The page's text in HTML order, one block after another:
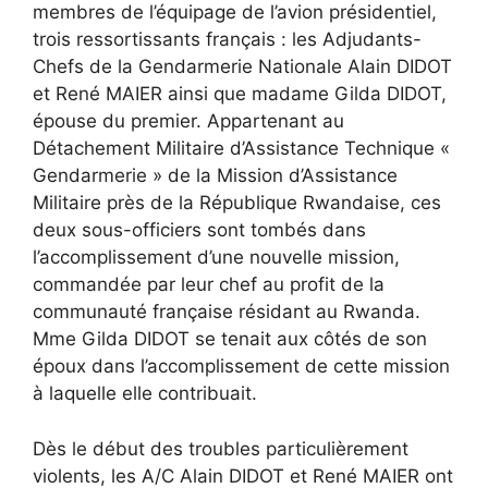
membres de l’équipage de l’avion présidentiel,
trois ressortissants français : les Adjudants-
Chefs de la Gendarmerie Nationale Alain DIDOT
et René MAIER ainsi que madame Gilda DIDOT,
épouse du premier. Appartenant au
Détachement Militaire d’Assistance Technique «
Gendarmerie » de la Mission d’Assistance
Militaire près de la République Rwandaise, ces
deux sous-officiers sont tombés dans
l’accomplissement d’une nouvelle mission,
commandée par leur chef au profit de la
communauté française résidant au Rwanda.
Mme Gilda DIDOT se tenait aux côtés de son
époux dans l’accomplissement de cette mission
à laquelle elle contribuait.
Dès le début des troubles particulièrement
violents, les A/C Alain DIDOT et René MAIER ont